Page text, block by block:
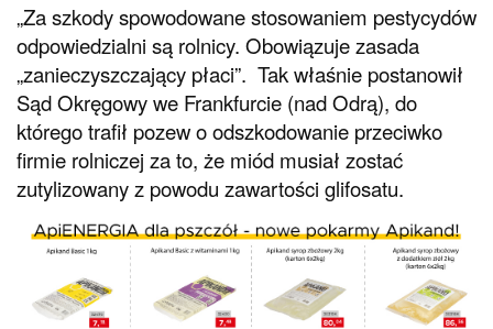
„Za szkody spowodowane stosowaniem pestycydów
odpowiedzialni są rolnicy. Obowiązuje zasada
„zanieczyszczający płaci”. Tak właśnie postanowił
Sąd Okręgowy we Frankfurcie (nad Odrą), do
którego trafił pozew o odszkodowanie przeciwko
firmie rolniczej za to, że miód musiał zostać
zutylizowany z powodu zawartości glifosatu.